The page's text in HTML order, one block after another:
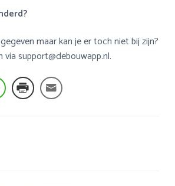
maar kan je er toch niet bij zijn?
viasupport@debouwapp.nl.